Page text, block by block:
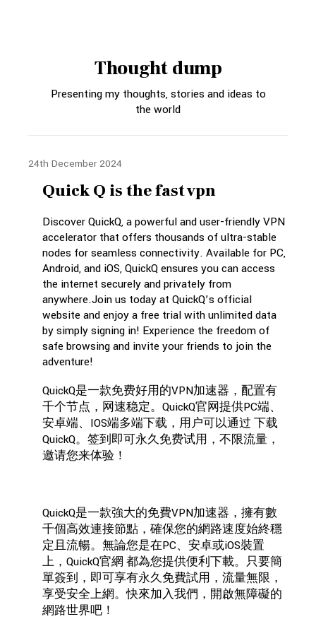
Thought dump
Presenting my thoughts, stories and ideas to
the world
24th December 2024
Quick Q is the fast vpn
Discover QuickQ, a powerful and user-friendly VPN
accelerator that offers thousands of ultra-stable
nodes for seamless connectivity. Available for PC,
Android, and iOS, QuickQ ensures you can access
the internet securely and privately from
anywhere.Join us today at QuickQ’s official
website and enjoy a free trial with unlimited data
by simply signing in! Experience the freedom of
safe browsing and invite your friends to join the
adventure!
QuickQ是一款免费好用的VPN加速器，配置有
千个节点，网速稳定。QuickQ官网提供PC端、
安卓端、IOS端多端下载，用户可以通过 下载
QuickQ。签到即可永久免费试用，不限流量，
邀请您来体验！
QuickQ是一款強大的免費VPN加速器，擁有數
千個高效連接節點，確保您的網路速度始終穩
定且流暢。無論您是在PC、安卓或iOS裝置
上，QuickQ官網 都為您提供便利下載。只要簡
單簽到，即可享有永久免費試用，流量無限，
享受安全上網。快來加入我們，開啟無障礙的
網路世界吧！